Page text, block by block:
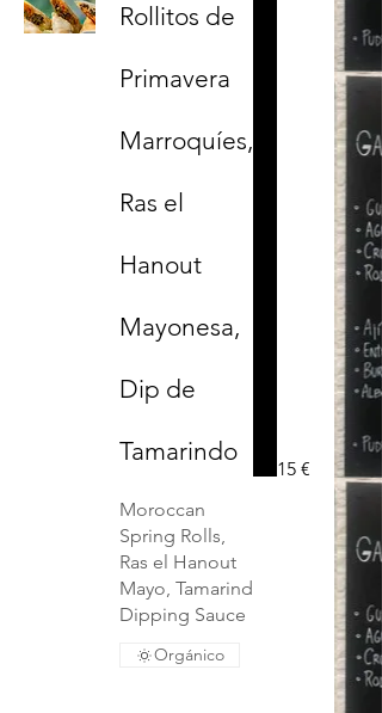
Rollitos de
Primavera
Marroquíes,
Ras el
Hanout
Mayonesa,
Dip de
Tamarindo
Moroccan
Spring Rolls,
Ras el Hanout
Mayo, Tamarind
Dipping Sauce
15 €
Orgánico